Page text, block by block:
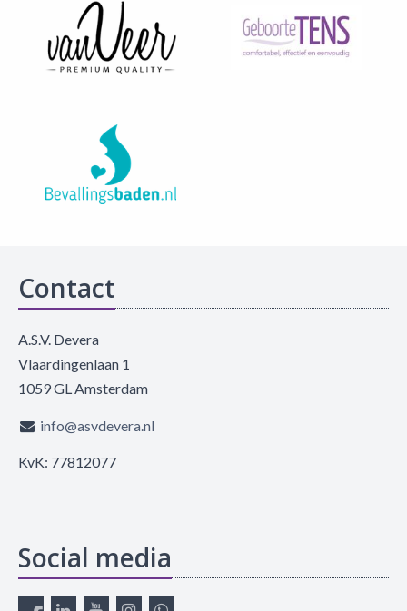
Contact
A.S.V. Devera
Vlaardingenlaan 1
1059 GL Amsterdam
info@asvdevera.nl
KvK: 77812077
Social media